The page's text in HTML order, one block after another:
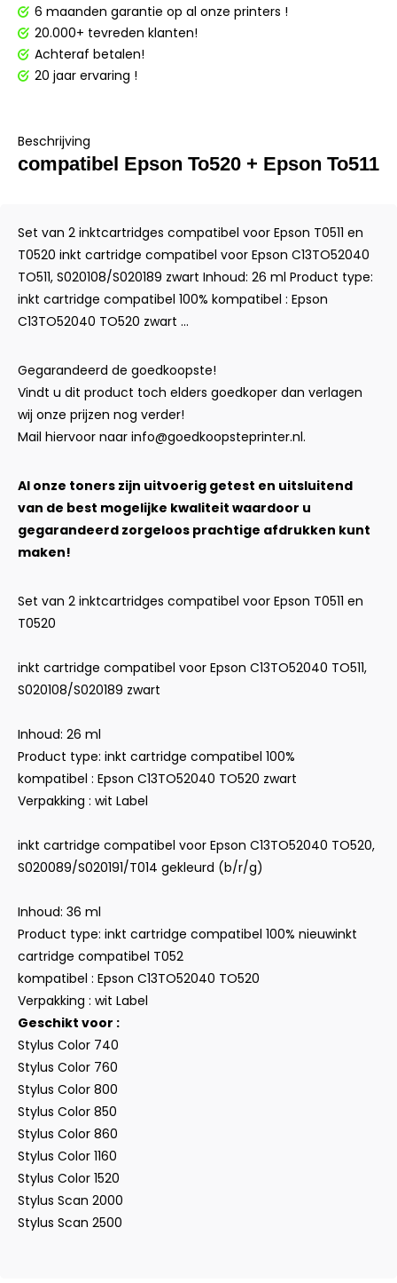
6 maanden garantie op al onze printers !
20.000+ tevreden klanten!
Achteraf betalen!
20 jaar ervaring !
Beschrijving
compatibel Epson To520 + Epson To511
Set van 2 inktcartridges compatibel voor Epson T0511 en
T0520 inkt cartridge compatibel voor Epson C13TO52040
TO511, S020108/S020189 zwart Inhoud: 26 ml Product type:
inkt cartridge compatibel 100% kompatibel : Epson
C13TO52040 TO520 zwart ...
Gegarandeerd de goedkoopste!
Vindt u dit product toch elders goedkoper dan verlagen
wij onze prijzen nog verder!
Mail hiervoor naar info@goedkoopsteprinter.nl.
Al onze toners zijn uitvoerig getest en uitsluitend
van de best mogelijke kwaliteit waardoor u
gegarandeerd zorgeloos prachtige afdrukken kunt
maken!
Set van 2 inktcartridges compatibel voor Epson T0511 en
T0520
inkt cartridge compatibel voor Epson C13TO52040 TO511,
S020108/S020189 zwart
Inhoud: 26 ml
Product type: inkt cartridge compatibel 100%
kompatibel : Epson C13TO52040 TO520 zwart
Verpakking : wit Label
inkt cartridge compatibel voor Epson C13TO52040 TO520,
S020089/S020191/T014 gekleurd (b/r/g)
Inhoud: 36 ml
Product type: inkt cartridge compatibel 100% nieuwinkt
cartridge compatibel T052
kompatibel : Epson C13TO52040 TO520
Verpakking : wit Label
Geschikt voor :
Stylus Color 740
Stylus Color 760
Stylus Color 800
Stylus Color 850
Stylus Color 860
Stylus Color 1160
Stylus Color 1520
Stylus Scan 2000
Stylus Scan 2500